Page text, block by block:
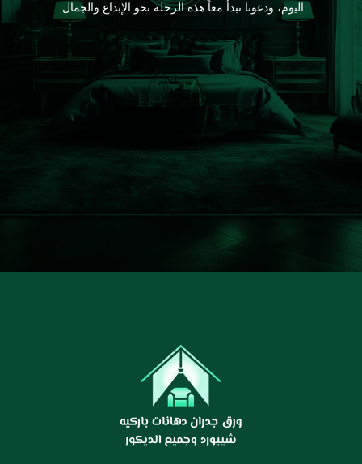
اليوم، ودعونا نبدأ معاً هذه الرحلة نحو الإبداع والجمال.